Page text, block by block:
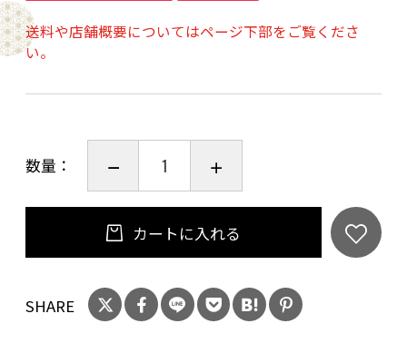
リ受賞
「幸せの輪」をひろげていこうという思いが詰
鞠わさび葉寿しやわさびの葉で巻いたわさび巻
き、黒米を用いた古代あなら寿しなどうめもり
オリジナルの商品となっています。
紅ずわいがに棒寿司や、梅酢炙り鯖棒寿司など
の色鮮やかなお寿司も詰め合わせました。
日本のごちそう、和を送る「あでやか手鞠わさ
送料や店舗概要についてはページ下部をご覧くださ
い。
数量：
カートに入れる
SHARE